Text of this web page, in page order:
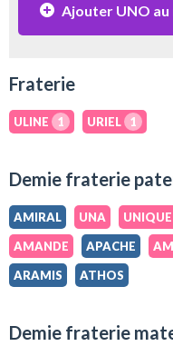
Ajouter UNO
Fraterie
ULINE 1 URIEL 1
Demie fraterie
AMIRAL UNA UNIQUE
AMANDE
APACHE
ARAMIS
ATHOS
Demie fraterie